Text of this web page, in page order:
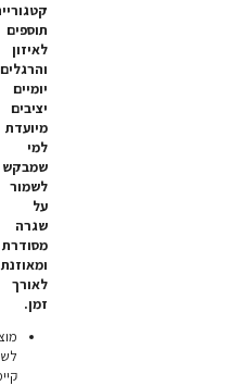
תוספים
לאיזון
והרגלים
יומיים
יציבים
מיועדת
למי
שמבקש
לשמור
על
שגרה
מסודרת
ומאוזנת
לאורך
זמן.